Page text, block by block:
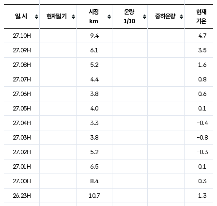
도시별 기상실황표로 지점, 날씨, 기온, 강수, 바람, 기압등을 안내한 표입
일.시 현재일기
시정
km
운량
1/10
중하운량
현재
기온
27.10H
9.4
4.7
27.09H
6.1
3.5
27.08H
5.2
1.6
27.07H
4.4
0.8
27.06H
3.8
0.6
27.05H
4.0
0.1
27.04H
3.3
-0.4
27.03H
3.8
-0.8
27.02H
5.2
-0.3
27.01H
6.5
0.1
27.00H
8.4
0.3
26.23H
10.7
1.3